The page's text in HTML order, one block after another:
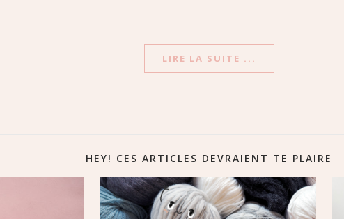
LIRE LA SUITE ...
HEY! CES ARTICLES DEVRAIENT TE PLAIRE